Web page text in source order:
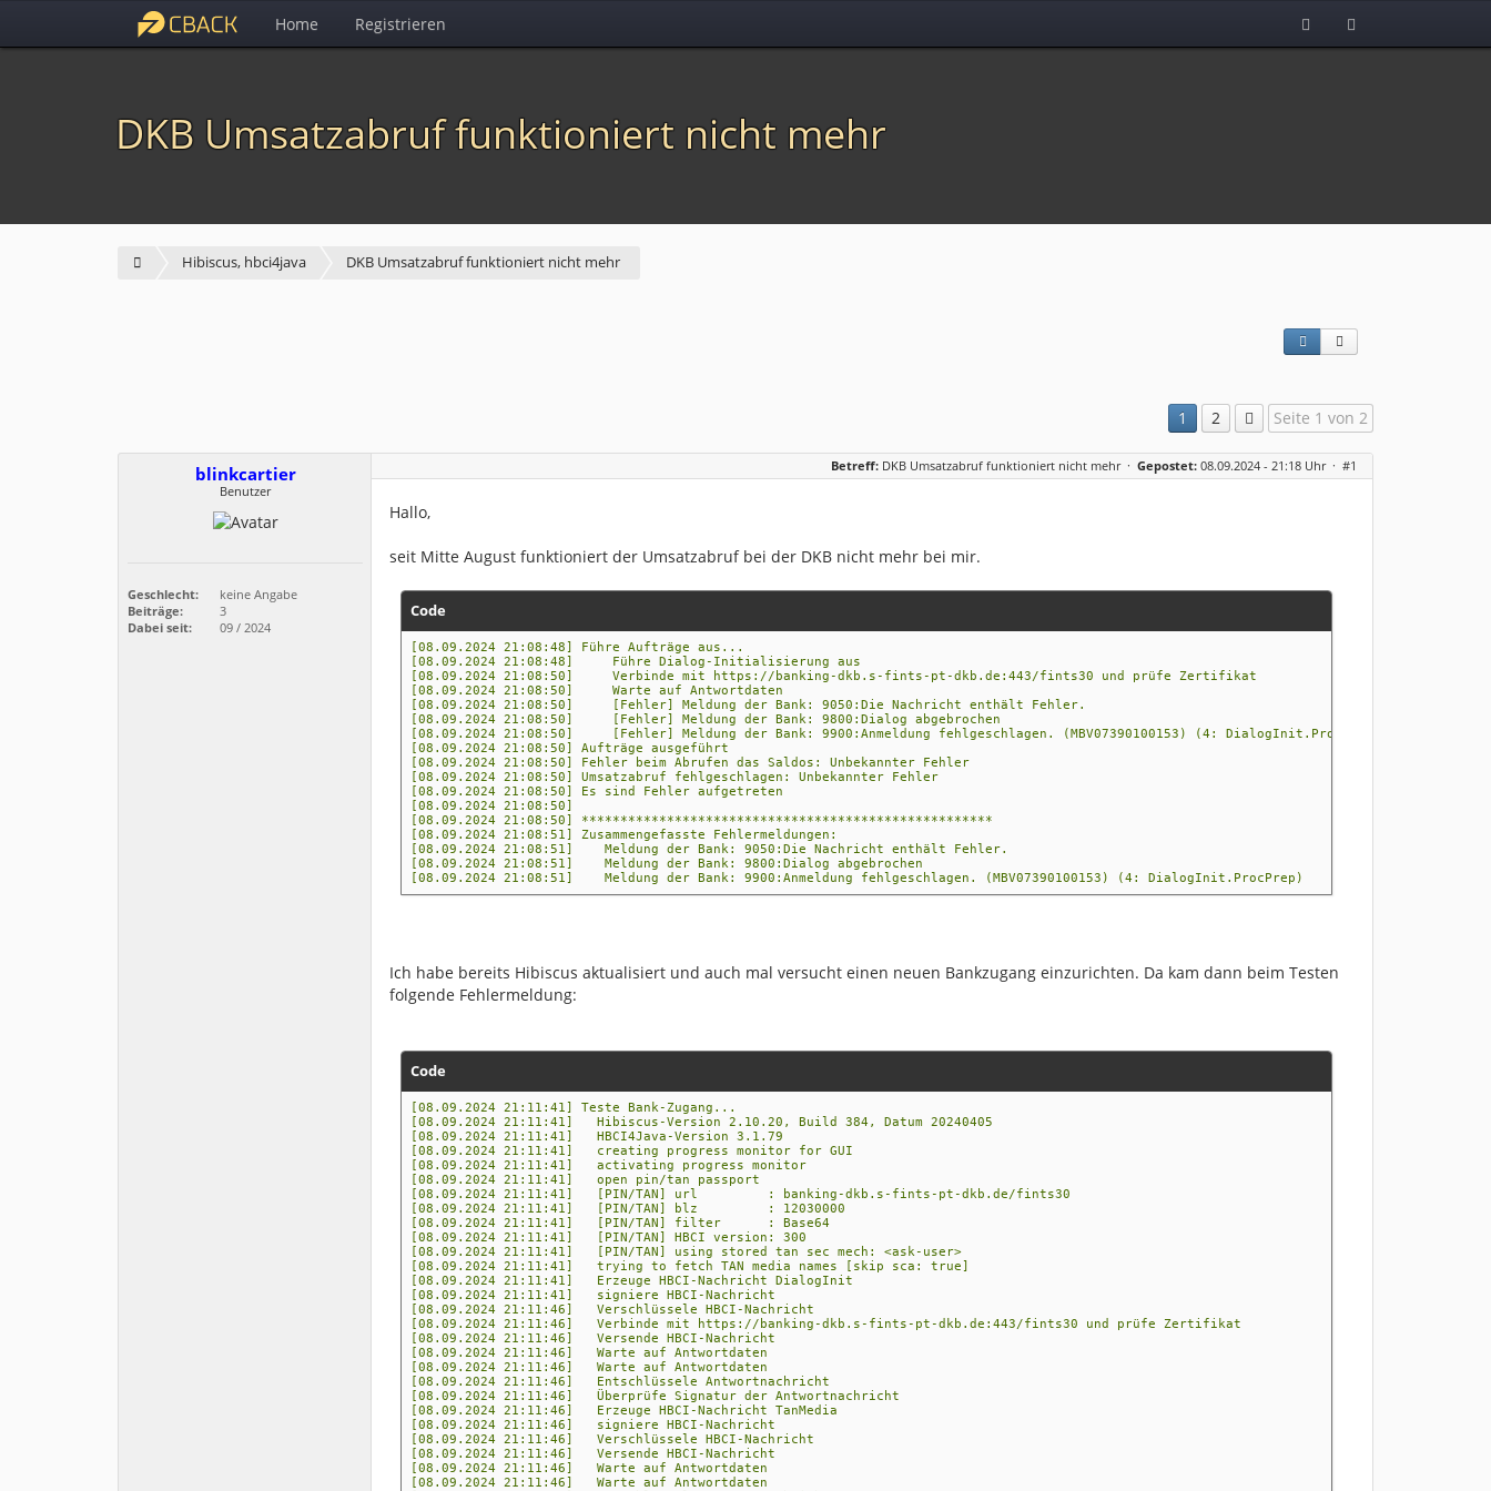
Home Registrieren
DKB Umsatzabruf funktioniert nicht mehr
Hibiscus, hbci4java DKB Umsatzabruf funktioniert nicht mehr
1 2 Seite 1 von 2
blinkcartier
Benutzer
Geschlecht:
keine Angabe
Beiträge:
3
Dabei seit:
09 / 2024
Betreff: DKB Umsatzabruf funktioniert nicht mehr· Gepostet: 08.09.2024 - 21:18 Uhr · #1
Hallo,
seit Mitte August funktioniert der Umsatzabruf bei der DKB nicht mehr bei mir.
Code
[08.09.2024 21:08:48] Führe Aufträge aus...
[08.09.2024 21:08:48] Führe Dialog-Initialisierung aus
[08.09.2024 21:08:50] Verbinde mit https://banking-dkb.s-fints-pt-dkb.de:443/fints30 und prüfe Zertifikat
[08.09.2024 21:08:50] Warte auf Antwortdaten
[08.09.2024 21:08:50] [Fehler] Meldung der Bank: 9050:Die Nachricht enthält Fehler.
[08.09.2024 21:08:50] [Fehler] Meldung der Bank: 9800:Dialog abgebrochen
[08.09.2024 21:08:50] [Fehler] Meldung der Bank: 9900:Anmeldung fehlgeschlagen. (MBV07390100153) (4: DialogInit.ProcPrep)
[08.09.2024 21:08:50] Aufträge ausgeführt
[08.09.2024 21:08:50] Fehler beim Abrufen das Saldos: Unbekannter Fehler
[08.09.2024 21:08:50] Umsatzabruf fehlgeschlagen: Unbekannter Fehler
[08.09.2024 21:08:50] Es sind Fehler aufgetreten
[08.09.2024 21:08:50]
[08.09.2024 21:08:50] *****************************************************
[08.09.2024 21:08:51] Zusammengefasste Fehlermeldungen:
[08.09.2024 21:08:51] Meldung der Bank: 9050:Die Nachricht enthält Fehler.
[08.09.2024 21:08:51] Meldung der Bank: 9800:Dialog abgebrochen
[08.09.2024 21:08:51] Meldung der Bank: 9900:Anmeldung fehlgeschlagen. (MBV07390100153) (4: DialogInit.ProcPrep)
Ich habe bereits Hibiscus aktualisiert und auch mal versucht einen neuen Bankzugang einzurichten. Da kam dann beim Testen
folgende Fehlermeldung:
Code
[08.09.2024 21:11:41] Teste Bank-Zugang...
[08.09.2024 21:11:41] Hibiscus-Version 2.10.20, Build 384, Datum 20240405
[08.09.2024 21:11:41] HBCI4Java-Version 3.1.79
[08.09.2024 21:11:41] creating progress monitor for GUI
[08.09.2024 21:11:41] activating progress monitor
[08.09.2024 21:11:41] open pin/tan passport
[08.09.2024 21:11:41] [PIN/TAN] url : banking-dkb.s-fints-pt-dkb.de/fints30
[08.09.2024 21:11:41] [PIN/TAN] blz : 12030000
[08.09.2024 21:11:41] [PIN/TAN] filter : Base64
[08.09.2024 21:11:41] [PIN/TAN] HBCI version: 300
[08.09.2024 21:11:41] [PIN/TAN] using stored tan sec mech: <ask-user>
[08.09.2024 21:11:41] trying to fetch TAN media names [skip sca: true]
[08.09.2024 21:11:41] Erzeuge HBCI-Nachricht DialogInit
[08.09.2024 21:11:41] signiere HBCI-Nachricht
[08.09.2024 21:11:46] Verschlüssele HBCI-Nachricht
[08.09.2024 21:11:46] Verbinde mit https://banking-dkb.s-fints-pt-dkb.de:443/fints30 und prüfe Zertifikat
[08.09.2024 21:11:46] Versende HBCI-Nachricht
[08.09.2024 21:11:46] Warte auf Antwortdaten
[08.09.2024 21:11:46] Warte auf Antwortdaten
[08.09.2024 21:11:46] Entschlüssele Antwortnachricht
[08.09.2024 21:11:46] Überprüfe Signatur der Antwortnachricht
[08.09.2024 21:11:46] Erzeuge HBCI-Nachricht TanMedia
[08.09.2024 21:11:46] signiere HBCI-Nachricht
[08.09.2024 21:11:46] Verschlüssele HBCI-Nachricht
[08.09.2024 21:11:46] Versende HBCI-Nachricht
[08.09.2024 21:11:46] Warte auf Antwortdaten
[08.09.2024 21:11:46] Warte auf Antwortdaten